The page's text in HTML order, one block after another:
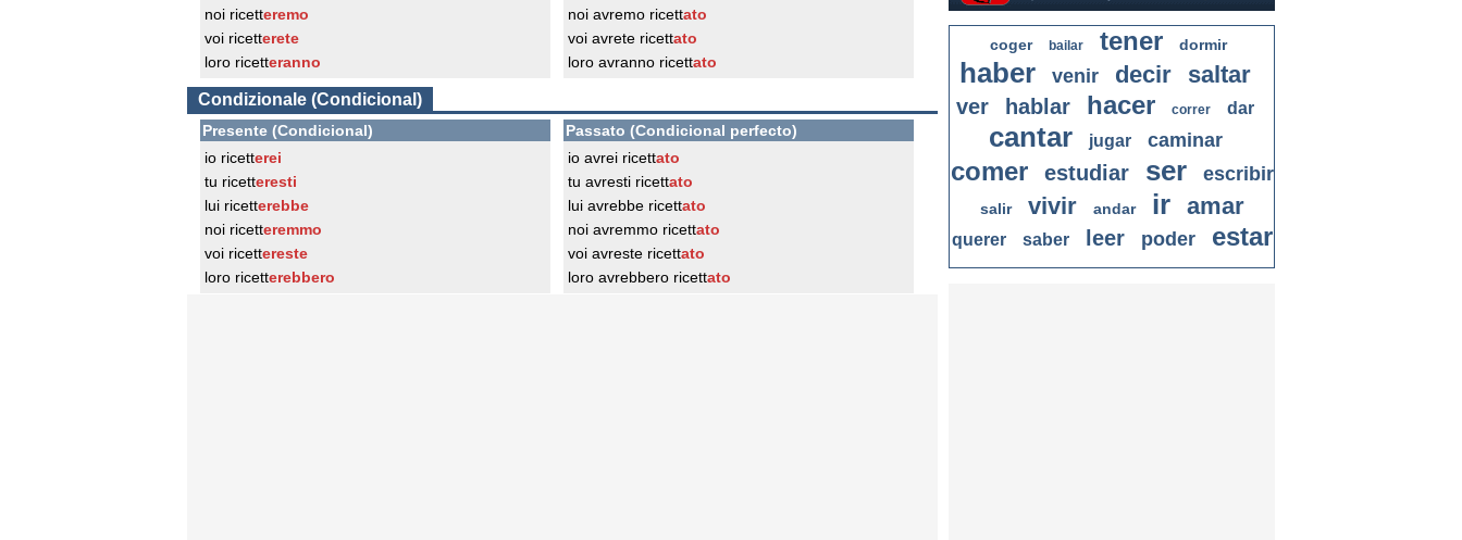
noi ricetteremo
voi ricetterete
loro ricetteranno
noi avremo ricettato
voi avrete ricettato
loro avranno ricettato
Condizionale (Condicional)
Presente (Condicional)
io ricetterei
tu ricetteresti
lui ricetterebbe
noi ricetteremmo
voi ricettereste
loro ricetterebbero
Passato (Condicional perfecto)
io avrei ricettato
tu avresti ricettato
lui avrebbe ricettato
noi avremmo ricettato
voi avreste ricettato
loro avrebbero ricettato
coger bailar tener dormir
haber venir decir saltar
ver hablar hacer correr dar
cantar jugar caminar
comer estudiar ser escribir
salir vivir andar ir amar
querer saber leer poder estar